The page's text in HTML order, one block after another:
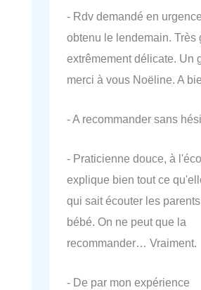
- Rdv demandé en
obtenu le lendemain. Très
extrêmement délicate. Un
merci à vous Noëline. A
- A recommander sans
- Praticienne douce, à
explique bien tout ce
qui sait écouter les
bébé. On ne peut que la
recommander… Vraiment.
- De par mon expérience